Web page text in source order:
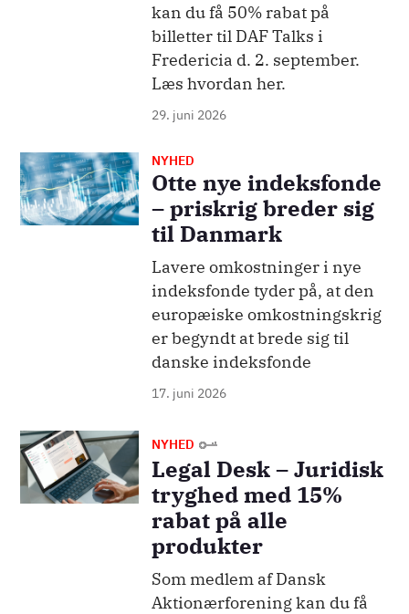
kan du få 50% rabat på
billetter til DAF Talks i
Fredericia d. 2. september.
Læs hvordan her.
29. juni 2026
Billede NYHED
Otte nye indeksfonde
– priskrig breder sig
til Danmark
Lavere omkostninger i nye
indeksfonde tyder på, at den
europæiske omkostningskrig
er begyndt at brede sig til
danske indeksfonde
17. juni 2026
Billede NYHED
Legal Desk – Juridisk
tryghed med 15%
rabat på alle
produkter
Som medlem af Dansk
Aktionærforening kan du få